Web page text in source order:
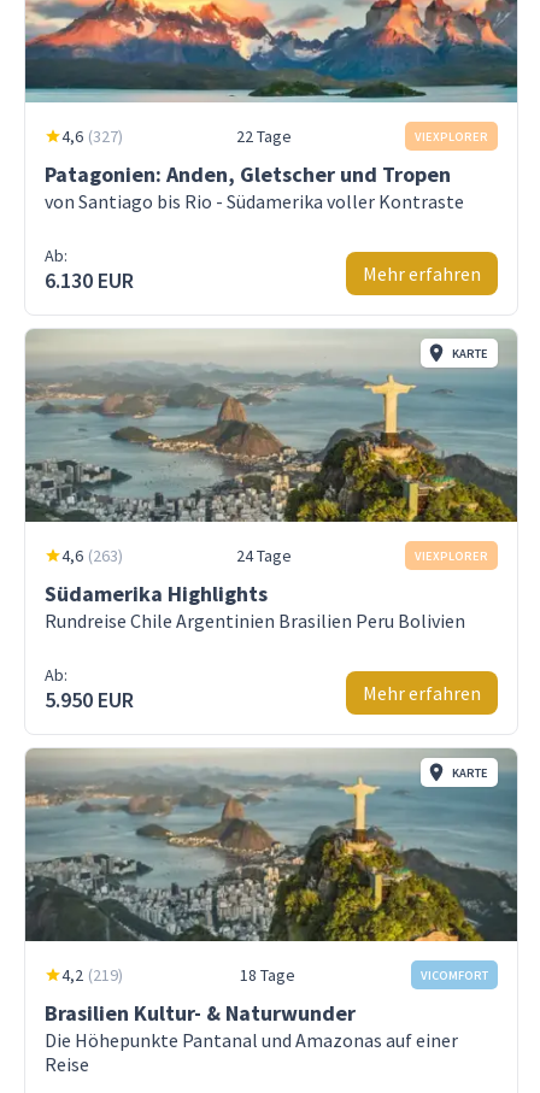
4,6 (327) 22 Tage VIEXPLORER
Patagonien: Anden, Gletscher und Tropen
von Santiago bis Rio - Südamerika voller Kontraste
Ab:
6.130 EUR Mehr erfahren
KARTE
4,6 (263) 24 Tage VIEXPLORER
Südamerika Highlights
Rundreise Chile Argentinien Brasilien Peru Bolivien
Ab:
5.950 EUR Mehr erfahren
KARTE
4,2 (219) 18 Tage VICOMFORT
Brasilien Kultur- & Naturwunder
Die Höhepunkte Pantanal und Amazonas auf einer
Reise